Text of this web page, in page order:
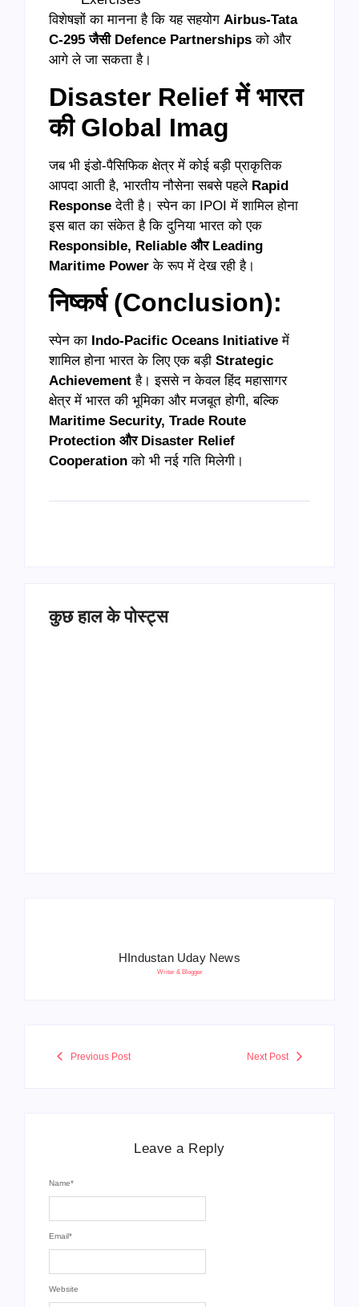
विशेषज्ञों का मानना है कि यह सहयोग Airbus-Tata
C-295 जैसी Defence Partnerships को और
आगे ले जा सकता है।
Disaster Relief में भारत
की Global Imag
जब भी इंडो-पैसिफिक क्षेत्र में कोई बड़ी प्राकृतिक
आपदा आती है, भारतीय नौसेना सबसे पहले Rapid
Response देती है। स्पेन का IPOI में शामिल होना
इस बात का संकेत है कि दुनिया भारत को एक
Responsible, Reliable और Leading
Maritime Power के रूप में देख रही है।
निष्कर्ष (Conclusion):
स्पेन का Indo-Pacific Oceans Initiative में
शामिल होना भारत के लिए एक बड़ी Strategic
Achievement है। इससे न केवल हिंद महासागर
क्षेत्र में भारत की भूमिका और मजबूत होगी, बल्कि
Maritime Security, Trade Route
Protection और Disaster Relief
Cooperation को भी नई गति मिलेगी।
कुछ हाल के पोस्ट्स
HIndustan Uday News
Writer & Blogger
Previous Post Next Post
Leave a Reply
Name*
Email*
Website